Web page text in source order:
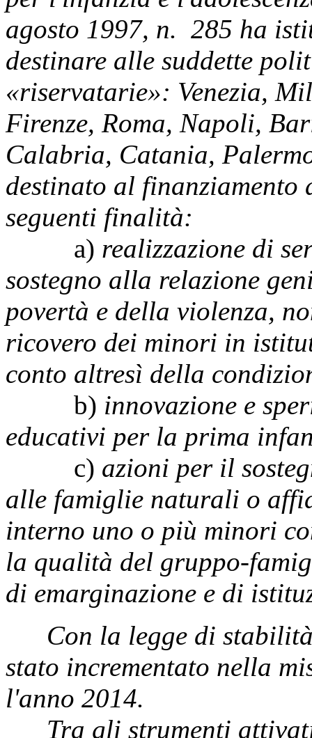
agosto 1997, n. 285 ha
destinare alle suddette
«riservatarie»: Venezia,
Firenze, Roma, Napoli,
Calabria, Catania,
destinato al finanziamento
seguenti finalità:
a) realizzazione di
sostegno alla relazione
povertà e della violenza,
ricovero dei minori in
conto altresì della
b) innovazione e
educativi per la prima
c) azioni per il
alle famiglie naturali o
interno uno o più minori
la qualità del gruppo-
di emarginazione e di
Con la legge di
stato incrementato nella
l'anno 2014.
Tra gli strumenti attivati